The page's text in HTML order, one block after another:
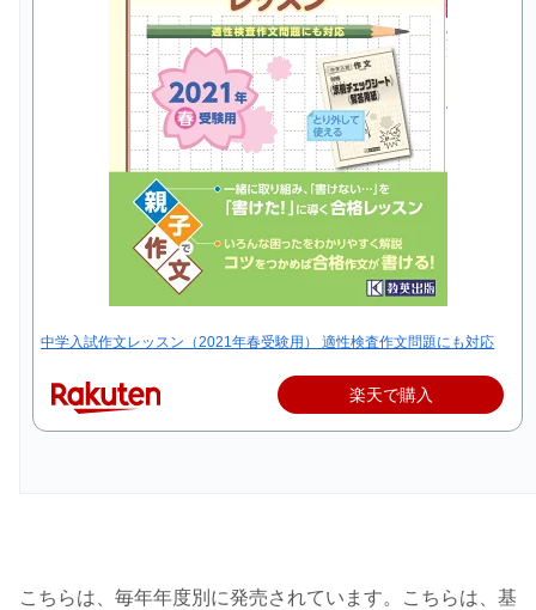
中学入試作文レッスン（2021年春受験用） 適性検査作文問題にも対応
楽天で購入
こちらは、毎年年度別に発売されています。こちらは、基